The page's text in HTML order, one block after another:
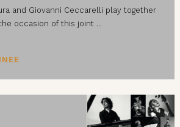
and Giovanni Ceccarelli play together
occasion of this joint ...